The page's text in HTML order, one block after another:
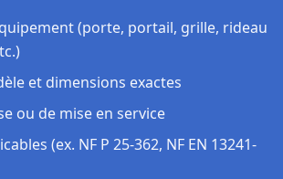
(porte, portail, grille, rideau
et dimensions exactes
ou de mise en service
(ex. NF P 25-362, NF EN 13241-